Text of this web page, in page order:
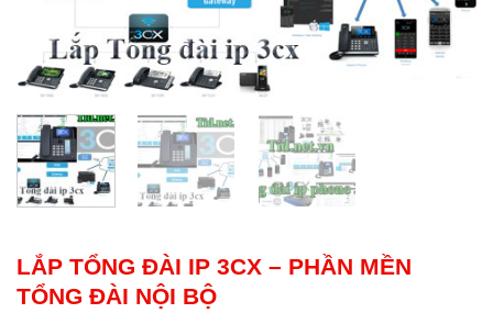
LẮP TỔNG ĐÀI IP 3CX – PHẦN MỀN
TỔNG ĐÀI NỘI BỘ